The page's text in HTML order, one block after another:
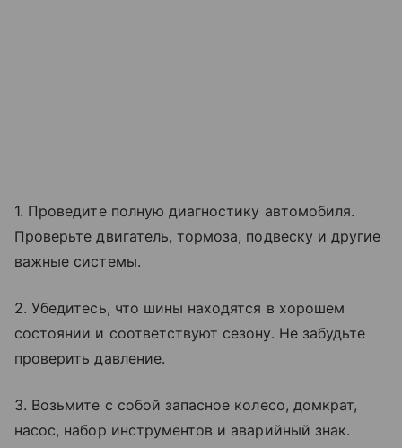
1. Проведите полную диагностику автомобиля.
Проверьте двигатель, тормоза, подвеску и другие
важные системы.
2. Убедитесь, что шины находятся в хорошем
состоянии и соответствуют сезону. Не забудьте
проверить давление.
3. Возьмите с собой запасное колесо, домкрат,
насос, набор инструментов и аварийный знак.